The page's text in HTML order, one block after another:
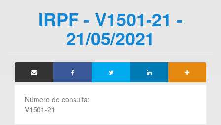
IRPF - V1501-21 -
21/05/2021
Número de consulta:
V1501-21